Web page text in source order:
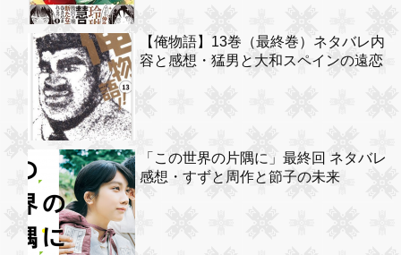
【俺物語】13巻（最終巻）ネタバレ内
容と感想・猛男と大和スペインの遠恋
「この世界の片隅に」最終回 ネタバレ
感想・すずと周作と節子の未来